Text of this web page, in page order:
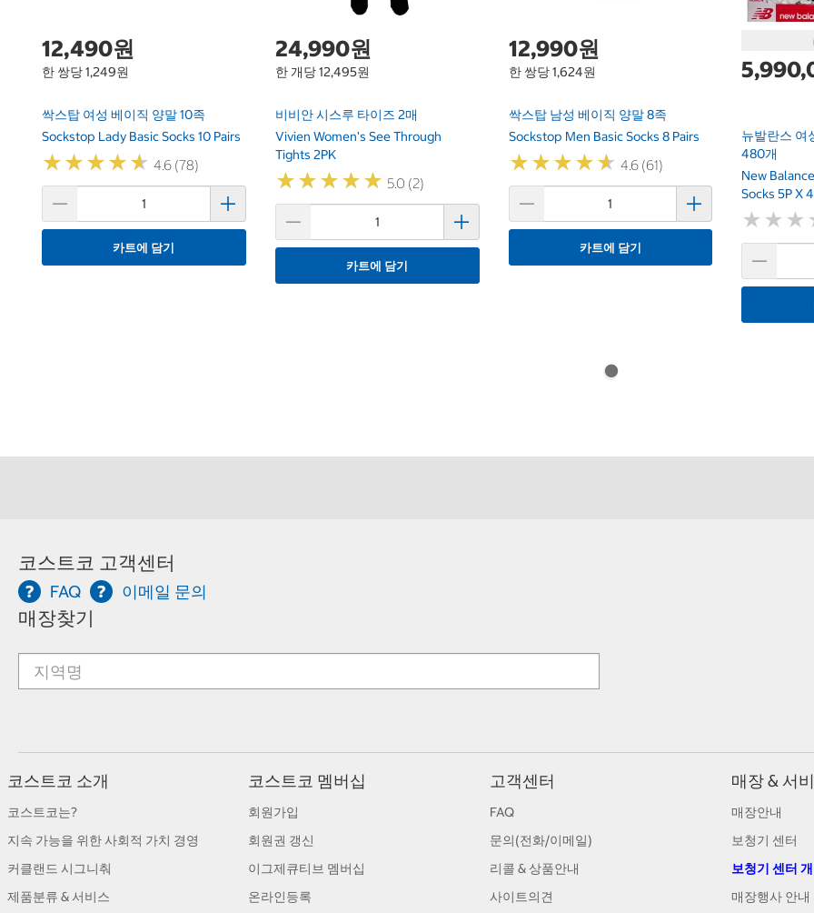
12,490원
한 쌍당 1,249원
싹스탑 여성 베이직 양말 10족
Sockstop Lady Basic Socks 10 Pairs
★★★★★
★★★★★ 4.6 (78)
카트에 담기
24,990원
한 개당 12,495원
비비안 시스루 타이즈 2매
Vivien Women's See Through
Tights 2PK
★★★★★
★★★★★ 5.0 (2)
카트에 담기
12,990원
한 쌍당 1,624원
싹스탑 남성 베이직 양말 8족
Sockstop Men Basic Socks 8 Pairs
★★★★★
★★★★★ 4.6 (61)
카트에 담기
뉴발란스 여
480개
New
Socks 5P X
★ ★ ★
★ ★ ★
코스트코 고객센터
FAQ 이메일 문의
매장찾기
코스트코 소개
코스트코는?
지속 가능을 위한 사회적 가치 경영
커클랜드 시그니춰
제품분류 & 서비스
코스트코 멤버십
회원가입
회원권 갱신
이그제큐티브 멤버십
온라인등록
고객센터
FAQ
문의(전화/이메일)
리콜 & 상품안내
사이트의견
매장 & 서
매장안내
보청기 센터
보청기 센터
매장행사 안내